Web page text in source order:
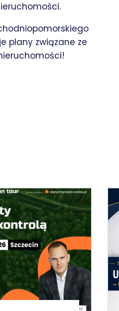
plany związane ze